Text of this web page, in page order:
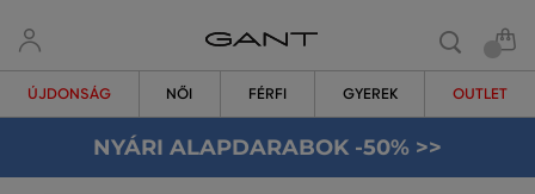
ÚJDONSÁG NŐI FÉRFI GYEREK OUTLET
NYÁRI ALAPDARABOK -50% >>